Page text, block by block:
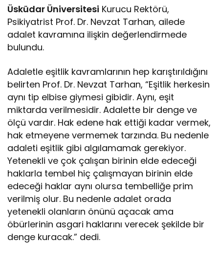
Üsküdar Üniversitesi Kurucu Rektörü,
Psikiyatrist Prof. Dr. Nevzat Tarhan, ailede
adalet kavramına ilişkin değerlendirmede
bulundu.
Adaletle eşitlik kavramlarının hep karıştırıldığını
belirten Prof. Dr. Nevzat Tarhan, “Eşitlik herkesin
aynı tip elbise giymesi gibidir. Aynı, eşit
miktarda verilmesidir. Adalette bir denge ve
ölçü vardır. Hak edene hak ettiği kadar vermek,
hak etmeyene vermemek tarzında. Bu nedenle
adaleti eşitlik gibi algılamamak gerekiyor.
Yetenekli ve çok çalışan birinin elde edeceği
haklarla tembel hiç çalışmayan birinin elde
edeceği haklar aynı olursa tembelliğe prim
verilmiş olur. Bu nedenle adalet orada
yetenekli olanların önünü açacak ama
öbürlerinin asgari haklarını verecek şekilde bir
denge kuracak.” dedi.